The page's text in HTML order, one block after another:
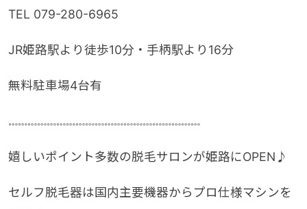
TEL 079-280-6965
JR姫路駅より徒歩10分・手柄駅より16分
無料駐車場4台有
𓏧𓏧𓏧𓏧𓏧𓏧𓏧𓏧𓏧𓏧𓏧𓏧𓏧𓏧𓏧𓏧𓏧𓏧𓏧𓏧
嬉しいポイント多数の脱毛サロンが姫路にOPEN♪
セルフ脱毛器は国内主要機器からプロ仕様マシンを